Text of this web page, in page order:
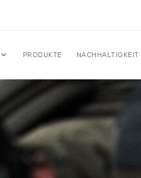
PRODUKTE NACHHALTIGKEIT